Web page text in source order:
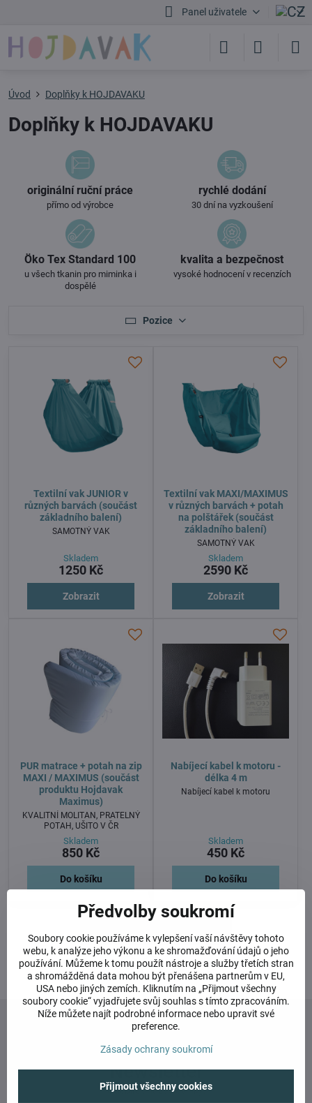
Panel uživatele
Úvod Doplňky k HOJDAVAKU
Doplňky k HOJDAVAKU
originální ruční práce
přímo od výrobce
rychlé dodání
30 dní na vyzkoušení
Öko Tex Standard 100
u všech tkanin pro miminka i
dospělé
kvalita a bezpečnost
vysoké hodnocení v recenzích
Pozice
Textilní vak JUNIOR v
různých barvách (součást
základního balení)
SAMOTNÝ VAK
Skladem
1250 Kč
Zobrazit
Textilní vak MAXI/MAXIMUS
v různých barvách + potah
na polštářek (součást
základního balení)
SAMOTNÝ VAK
Skladem
2590 Kč
Zobrazit
PUR matrace + potah na zip
MAXI / MAXIMUS (součást
produktu Hojdavak
Maximus)
KVALITNÍ MOLITAN, PRATELNÝ
POTAH, UŠITO V ČR
Skladem
850 Kč
Do košíku
Nabíjecí kabel k motoru -
délka 4 m
Nabíjecí kabel k motoru
Skladem
450 Kč
Do košíku
1 2
Newsletter
Odebírat naše novinky:
Předvolby soukromí
Soubory cookie používáme k vylepšení vaší návštěvy tohoto
webu, k analýze jeho výkonu a ke shromažďování údajů o jeho
používání. Můžeme k tomu použít nástroje a služby třetích stran
a shromážděná data mohou být přenášena partnerům v EU,
USA nebo jiných zemích. Kliknutím na „Přijmout všechny
soubory cookie“ vyjadřujete svůj souhlas s tímto zpracováním.
Níže můžete najít podrobné informace nebo upravit své
preference.
Zásady ochrany soukromí
Přijmout všechny cookies